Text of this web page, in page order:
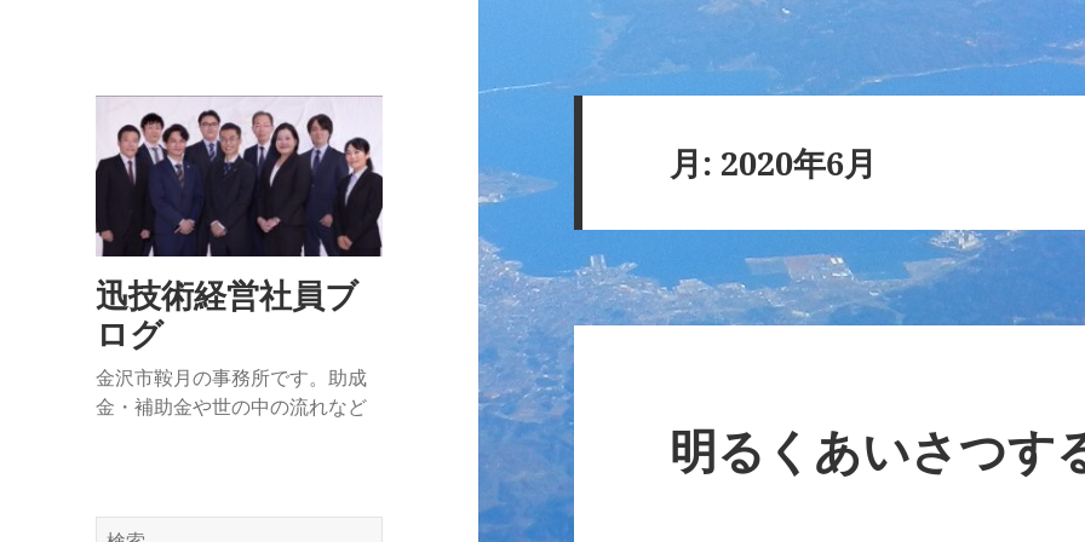
迅技術経営社員ブ
ログ
金沢市鞍月の事務所です。助成
金・補助金や世の中の流れなど
検
月: 2020年6月
明るくあいさつす